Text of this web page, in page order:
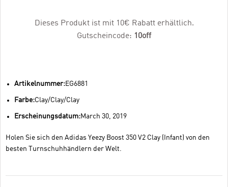
Dieses Produkt ist mit 10€ Rabatt erhältlich.
Gutscheincode: 10off
Artikelnummer:EG6881
Farbe:Clay/Clay/Clay
Erscheinungsdatum:March 30, 2019
Holen Sie sich den Adidas Yeezy Boost 350 V2 Clay (Infant) von den
besten Turnschuhhändlern der Welt.